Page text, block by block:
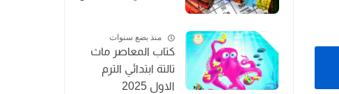
منذ بضع سنوات
كتاب المعاصر ماث
تالتة ابتدائي الترم
الاول 2025